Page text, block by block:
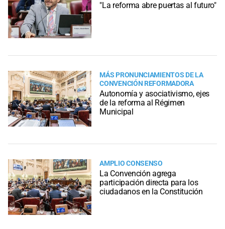
"La reforma abre puertas al futuro"
MÁS PRONUNCIAMIENTOS DE LA
CONVENCIÓN REFORMADORA
Autonomía y asociativismo, ejes
de la reforma al Régimen
Municipal
AMPLIO CONSENSO
La Convención agrega
participación directa para los
ciudadanos en la Constitución